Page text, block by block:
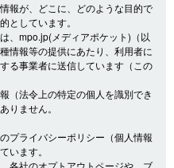
報が、どこに、どのような目的で
としています。
、mpo.jp(メディアポケット)（以
情報等の提供にあたり、利用者に
る事業者に送信しています（この
（法令上の特定の個人を識別でき
りません。
プライバシーポリシー（個人情報
います。
各社のオプトアウトページや、ブ